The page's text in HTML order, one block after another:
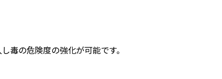
毒の危険度の強化が可能です。